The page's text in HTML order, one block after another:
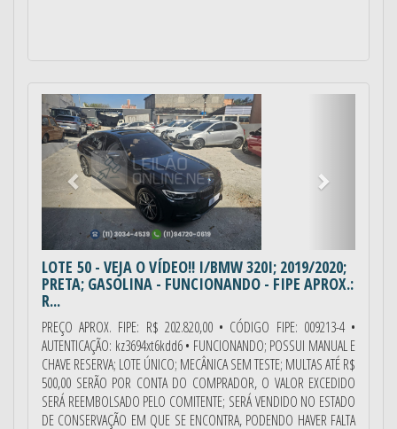
Anterior
LOTE 50 - VEJA O VÍDEO!! I/BMW 320I; 2019/2020;
PRETA; GASOLINA - FUNCIONANDO - FIPE APROX.:
R...
PREÇO APROX. FIPE: R$ 202.820,00 • CÓDIGO FIPE: 009213-4 •
AUTENTICAÇÃO: kz3694xt6kdd6 • FUNCIONANDO; POSSUI MANUAL E
CHAVE RESERVA; LOTE ÚNICO; MECÂNICA SEM TESTE; MULTAS ATÉ R$
500,00 SERÃO POR CONTA DO COMPRADOR, O VALOR EXCEDIDO
SERÁ REEMBOLSADO PELO COMITENTE; SERÁ VENDIDO NO ESTADO
DE CONSERVAÇÃO EM QUE SE ENCONTRA, PODENDO HAVER FALTA